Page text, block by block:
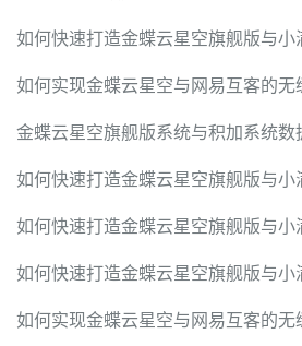
如何快速打造金蝶云星空旗舰版与小
如何实现金蝶云星空与网易互客的无
金蝶云星空旗舰版系统与积加系统数
如何快速打造金蝶云星空旗舰版与小
如何快速打造金蝶云星空旗舰版与小
如何快速打造金蝶云星空旗舰版与小
如何实现金蝶云星空与网易互客的无